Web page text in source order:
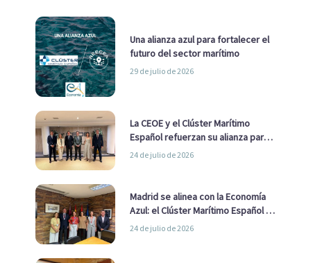
Una alianza azul para fortalecer el
futuro del sector marítimo
29 de julio de 2026
La CEOE y el Clúster Marítimo
Español refuerzan su alianza para
impulsar una estrategia Nacional
24 de julio de 2026
Madrid se alinea con la Economía
Azul: el Clúster Marítimo Español y
la Real Liga Naval avanzan alianzas
24 de julio de 2026